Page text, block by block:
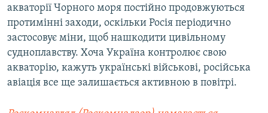
акваторії Чорного моря постійно продовжуються
протимінні заходи, оскільки Росія періодично
застосовує міни, щоб нашкодити цивільному
судноплавству. Хоча Україна контролює свою
акваторію, кажуть українські військові, російська
авіація все ще залишається активною в повітрі.